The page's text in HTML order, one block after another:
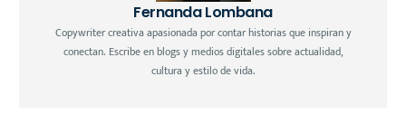
Fernanda Lombana
Copywriter creativa apasionada por contar historias que inspiran y
conectan. Escribe en blogs y medios digitales sobre actualidad,
cultura y estilo de vida.